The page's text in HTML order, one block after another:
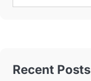
Recent Posts